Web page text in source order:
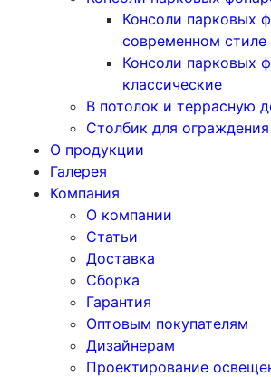
Консоли парковых
современном стиле
Консоли парковых
классические
В потолок и террасную
Столбик для
О продукции
Галерея
Компания
О компании
Статьи
Доставка
Сборка
Гарантия
Оптовым покупателям
Дизайнерам
Проектирование